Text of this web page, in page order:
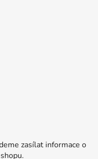
zasílat informace o